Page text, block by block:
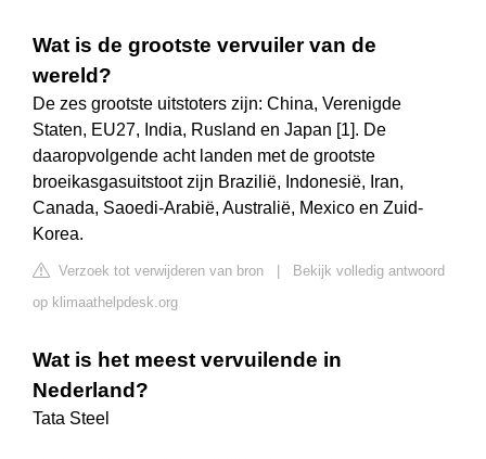
Wat is de grootste vervuiler van de
wereld?
De zes grootste uitstoters zijn: China, Verenigde
Staten, EU27, India, Rusland en Japan [1]. De
daaropvolgende acht landen met de grootste
broeikasgasuitstoot zijn Brazilië, Indonesië, Iran,
Canada, Saoedi-Arabië, Australië, Mexico en Zuid-
Korea.
Verzoek tot verwijderen van bron | Bekijk volledig antwoord
op klimaathelpdesk.org
Wat is het meest vervuilende in
Nederland?
Tata Steel